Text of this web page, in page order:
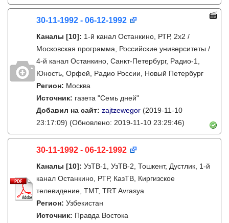
30-11-1992 - 06-12-1992
Каналы [10]: 1-й канал Останкино, РТР, 2х2 /
Московская программа, Российские университеты /
4-й канал Останкино, Санкт-Петербург, Радио-1,
Юность, Орфей, Радио России, Новый Петербург
Регион: Москва
Источник: газета "Семь дней"
Добавил на сайт: zajtzewegor (2019-11-10
23:17:09) (Обновлено: 2019-11-10 23:29:46)
30-11-1992 - 06-12-1992
Каналы [10]: УзТВ-1, УзТВ-2, Тошкент, Дустлик, 1-й
канал Останкино, РТР, КазТВ, Киргизское
телевидение, ТМТ, TRT Avrasya
Регион: Узбекистан
Источник: Правда Востока